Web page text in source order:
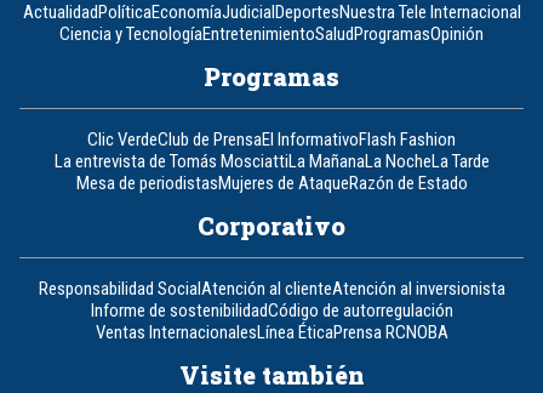
ActualidadPolíticaEconomíaJudicialDeportesNuestra Tele Internacional
Ciencia y TecnologíaEntretenimientoSaludProgramasOpinión
Programas
Clic VerdeClub de PrensaEl InformativoFlash Fashion
La entrevista de Tomás MosciattiLa MañanaLa NocheLa Tarde
Mesa de periodistasMujeres de AtaqueRazón de Estado
Corporativo
Responsabilidad SocialAtención al clienteAtención al inversionista
Informe de sostenibilidadCódigo de autorregulación
Ventas InternacionalesLínea ÉticaPrensa RCNOBA
Visite también